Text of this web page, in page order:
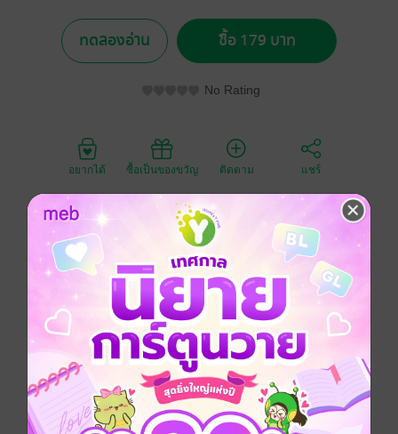
ทดลองอ่าน ซื้อ 179 บาท
No Rating
อยากได้ ซื้อเป็นของขวัญ ติดตาม แชร์
เนื้อหาสำหรับใช้ประกอบการเรียนการสอนในระดับ ปวช.
ซึ่งครอบคลุมตามหลักสูตร ประกอบด้วยเรื่อง แม่เหล็กและ
การเหนี่ยวนำ หม้อแปลงเฟสเดียว วงจรสมมูลและโวลต์เต
จเรกูเลชัน การทดสอบหม้อแปลงและประสิทธิภาพ
เครื่องหมายแสดงขั้วและการขนานหม้อแปลง หม้อแปลง
สำหรับใช้งานพิเศษ หม้อแปลงสามเฟส การระบายความ
ร้อน การบำรุงรักษาและการสร้างหม้อแปลงขนาดเล็ก
อาชีวศึกษา ไฟฟ้า